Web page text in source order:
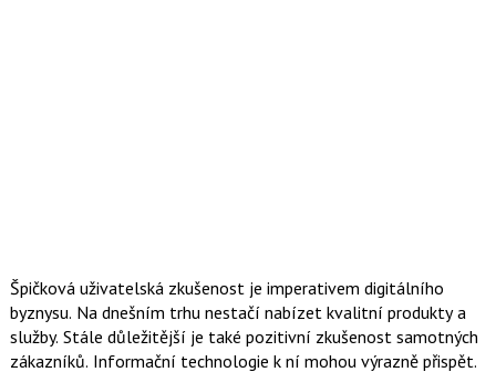
Špičková uživatelská zkušenost je imperativem digitálního
byznysu. Na dnešním trhu nestačí nabízet kvalitní produkty a
služby. Stále důležitější je také pozitivní zkušenost samotných
zákazníků. Informační technologie k ní mohou výrazně přispět.